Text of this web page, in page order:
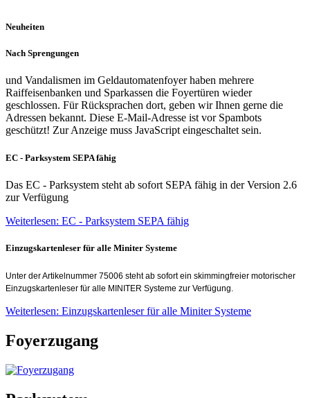
Neuheiten
Nach Sprengungen
und Vandalismen im Geldautomatenfoyer haben mehrere
Raiffeisenbanken und Sparkassen die Foyertüren wieder
geschlossen. Für Rücksprachen dort, geben wir Ihnen gerne die
Adressen bekannt. Diese E-Mail-Adresse ist vor Spambots
geschützt! Zur Anzeige muss JavaScript eingeschaltet sein.
EC - Parksystem SEPA fähig
Das EC - Parksystem steht ab sofort SEPA fähig in der Version 2.6
zur Verfügung
Weiterlesen: EC - Parksystem SEPA fähig
Einzugskartenleser für alle Miniter Systeme
Unter der Artikelnummer 75006 steht ab sofort ein skimmingfreier motorischer
Einzugskartenleser für alle MINITER Systeme zur Verfügung.
Weiterlesen: Einzugskartenleser für alle Miniter Systeme
Foyerzugang